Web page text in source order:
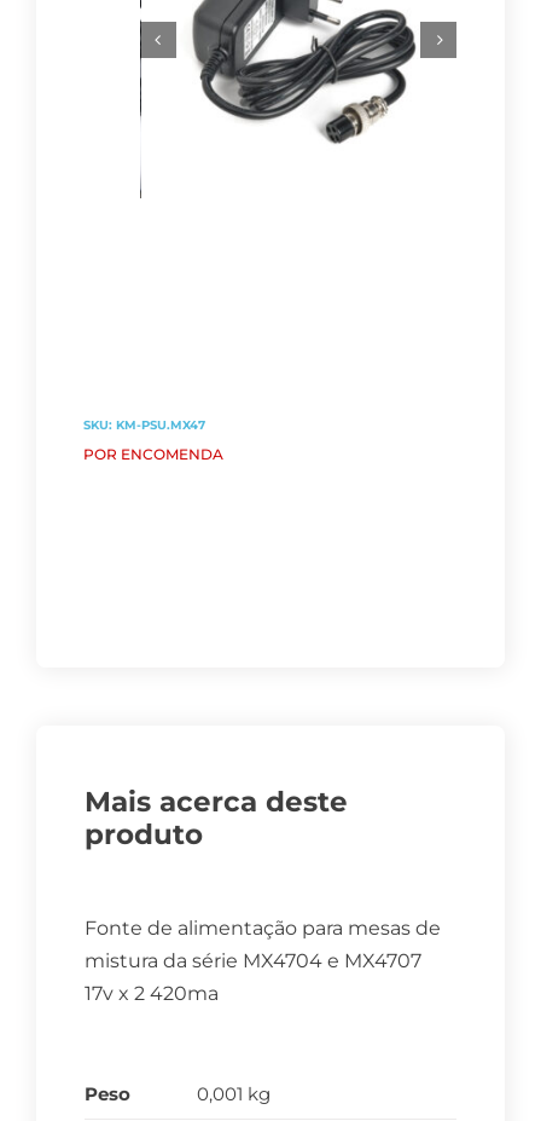
SKU: KM-PSU.MX47
POR ENCOMENDA
Mais acerca deste
produto
Fonte de alimentação para mesas de
mistura da série MX4704 e MX4707
17v x 2 420ma
Peso 0,001 kg